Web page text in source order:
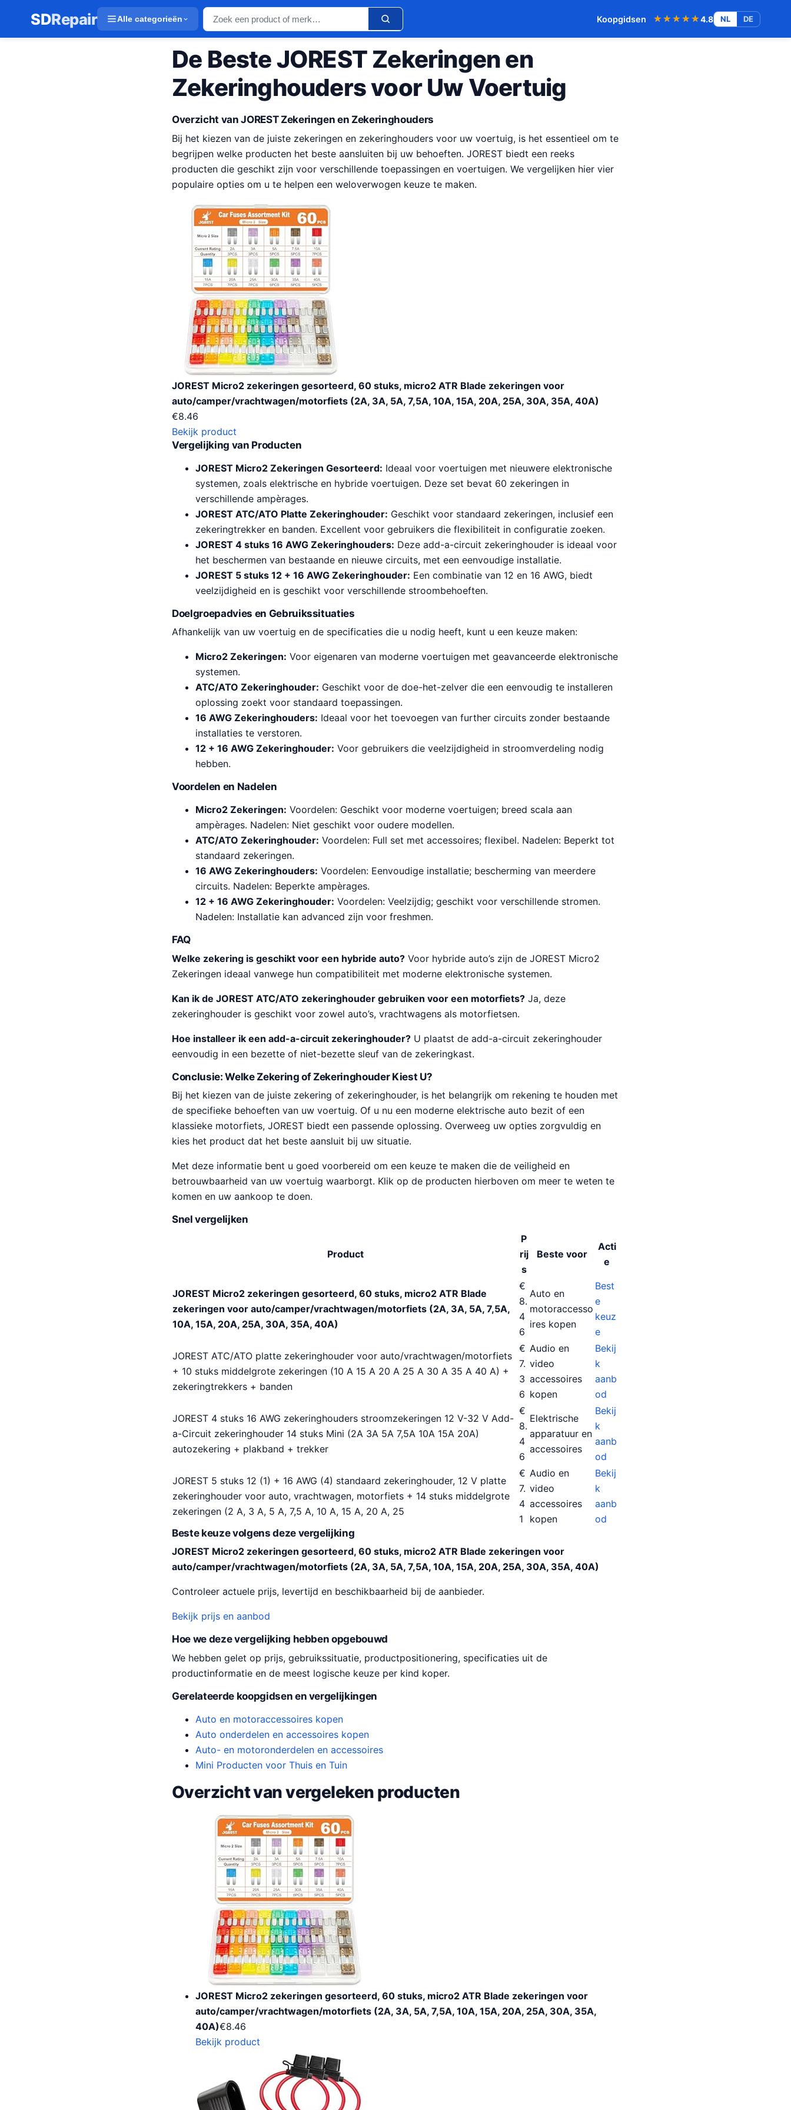
SDRepair Alle categorieën Koopgidsen ★★★★★
★★★★★4.8 NL DE
De Beste JOREST Zekeringen en
Zekeringhouders voor Uw Voertuig
Overzicht van JOREST Zekeringen en Zekeringhouders
Bij het kiezen van de juiste zekeringen en zekeringhouders voor uw voertuig, is het essentieel om te
begrijpen welke producten het beste aansluiten bij uw behoeften. JOREST biedt een reeks
producten die geschikt zijn voor verschillende toepassingen en voertuigen. We vergelijken hier vier
populaire opties om u te helpen een weloverwogen keuze te maken.
JOREST Micro2 zekeringen gesorteerd, 60 stuks, micro2 ATR Blade zekeringen voor
auto/camper/vrachtwagen/motorfiets (2A, 3A, 5A, 7,5A, 10A, 15A, 20A, 25A, 30A, 35A, 40A)
€8.46
Bekijk product
Vergelijking van Producten
JOREST Micro2 Zekeringen Gesorteerd: Ideaal voor voertuigen met nieuwere elektronische
systemen, zoals elektrische en hybride voertuigen. Deze set bevat 60 zekeringen in
verschillende ampèrages.
JOREST ATC/ATO Platte Zekeringhouder: Geschikt voor standaard zekeringen, inclusief een
zekeringtrekker en banden. Excellent voor gebruikers die flexibiliteit in configuratie zoeken.
JOREST 4 stuks 16 AWG Zekeringhouders: Deze add-a-circuit zekeringhouder is ideaal voor
het beschermen van bestaande en nieuwe circuits, met een eenvoudige installatie.
JOREST 5 stuks 12 + 16 AWG Zekeringhouder: Een combinatie van 12 en 16 AWG, biedt
veelzijdigheid en is geschikt voor verschillende stroombehoeften.
Doelgroepadvies en Gebruikssituaties
Afhankelijk van uw voertuig en de specificaties die u nodig heeft, kunt u een keuze maken:
Micro2 Zekeringen: Voor eigenaren van moderne voertuigen met geavanceerde elektronische
systemen.
ATC/ATO Zekeringhouder: Geschikt voor de doe-het-zelver die een eenvoudig te installeren
oplossing zoekt voor standaard toepassingen.
16 AWG Zekeringhouders: Ideaal voor het toevoegen van further circuits zonder bestaande
installaties te verstoren.
12 + 16 AWG Zekeringhouder: Voor gebruikers die veelzijdigheid in stroomverdeling nodig
hebben.
Voordelen en Nadelen
Micro2 Zekeringen: Voordelen: Geschikt voor moderne voertuigen; breed scala aan
ampèrages. Nadelen: Niet geschikt voor oudere modellen.
ATC/ATO Zekeringhouder: Voordelen: Full set met accessoires; flexibel. Nadelen: Beperkt tot
standaard zekeringen.
16 AWG Zekeringhouders: Voordelen: Eenvoudige installatie; bescherming van meerdere
circuits. Nadelen: Beperkte ampèrages.
12 + 16 AWG Zekeringhouder: Voordelen: Veelzijdig; geschikt voor verschillende stromen.
Nadelen: Installatie kan advanced zijn voor freshmen.
FAQ
Welke zekering is geschikt voor een hybride auto? Voor hybride auto’s zijn de JOREST Micro2
Zekeringen ideaal vanwege hun compatibiliteit met moderne elektronische systemen.
Kan ik de JOREST ATC/ATO zekeringhouder gebruiken voor een motorfiets? Ja, deze
zekeringhouder is geschikt voor zowel auto’s, vrachtwagens als motorfietsen.
Hoe installeer ik een add-a-circuit zekeringhouder? U plaatst de add-a-circuit zekeringhouder
eenvoudig in een bezette of niet-bezette sleuf van de zekeringkast.
Conclusie: Welke Zekering of Zekeringhouder Kiest U?
Bij het kiezen van de juiste zekering of zekeringhouder, is het belangrijk om rekening te houden met
de specifieke behoeften van uw voertuig. Of u nu een moderne elektrische auto bezit of een
klassieke motorfiets, JOREST biedt een passende oplossing. Overweeg uw opties zorgvuldig en
kies het product dat het beste aansluit bij uw situatie.
Met deze informatie bent u goed voorbereid om een keuze te maken die de veiligheid en
betrouwbaarheid van uw voertuig waarborgt. Klik op de producten hierboven om meer te weten te
komen en uw aankoop te doen.
Snel vergelijken
Product
P
rij
s
Beste voor
Acti
e
JOREST Micro2 zekeringen gesorteerd, 60 stuks, micro2 ATR Blade
zekeringen voor auto/camper/vrachtwagen/motorfiets (2A, 3A, 5A, 7,5A,
10A, 15A, 20A, 25A, 30A, 35A, 40A)
€
8.
4
6
Auto en
motoraccesso
ires kopen
Best
e
keuz
e
JOREST ATC/ATO platte zekeringhouder voor auto/vrachtwagen/motorfiets
+ 10 stuks middelgrote zekeringen (10 A 15 A 20 A 25 A 30 A 35 A 40 A) +
zekeringtrekkers + banden
€
7.
3
6
Audio en
video
accessoires
kopen
Bekij
k
aanb
od
JOREST 4 stuks 16 AWG zekeringhouders stroomzekeringen 12 V-32 V Add-
a-Circuit zekeringhouder 14 stuks Mini (2A 3A 5A 7,5A 10A 15A 20A)
autozekering + plakband + trekker
€
8.
4
6
Elektrische
apparatuur en
accessoires
Bekij
k
aanb
od
JOREST 5 stuks 12 (1) + 16 AWG (4) standaard zekeringhouder, 12 V platte
zekeringhouder voor auto, vrachtwagen, motorfiets + 14 stuks middelgrote
zekeringen (2 A, 3 A, 5 A, 7,5 A, 10 A, 15 A, 20 A, 25
€
7.
4
1
Audio en
video
accessoires
kopen
Bekij
k
aanb
od
Beste keuze volgens deze vergelijking
JOREST Micro2 zekeringen gesorteerd, 60 stuks, micro2 ATR Blade zekeringen voor
auto/camper/vrachtwagen/motorfiets (2A, 3A, 5A, 7,5A, 10A, 15A, 20A, 25A, 30A, 35A, 40A)
Controleer actuele prijs, levertijd en beschikbaarheid bij de aanbieder.
Bekijk prijs en aanbod
Hoe we deze vergelijking hebben opgebouwd
We hebben gelet op prijs, gebruikssituatie, productpositionering, specificaties uit de
productinformatie en de meest logische keuze per kind koper.
Gerelateerde koopgidsen en vergelijkingen
Auto en motoraccessoires kopen
Auto onderdelen en accessoires kopen
Auto- en motoronderdelen en accessoires
Mini Producten voor Thuis en Tuin
Overzicht van vergeleken producten
JOREST Micro2 zekeringen gesorteerd, 60 stuks, micro2 ATR Blade zekeringen voor
auto/camper/vrachtwagen/motorfiets (2A, 3A, 5A, 7,5A, 10A, 15A, 20A, 25A, 30A, 35A,
40A)€8.46
Bekijk product